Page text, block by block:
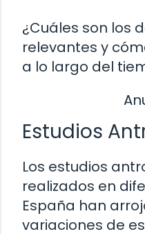
¿Cuáles son los
relevantes y
a lo largo del
Estudios
Los estudios
realizados en
España han
variaciones de